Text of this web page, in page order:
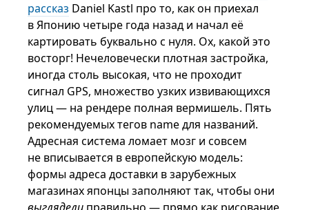
рассказ Daniel Kastl про то, как он приехал
в Японию четыре года назад и начал её
картировать буквально с нуля. Ох, какой это
восторг! Нечеловечески плотная застройка,
иногда столь высокая, что не проходит
сигнал GPS, множество узких извивающихся
улиц — на рендере полная вермишель. Пять
рекомендуемых тегов name для названий.
Адресная система ломает мозг и совсем
не вписывается в европейскую модель:
формы адреса доставки в зарубежных
магазинах японцы заполняют так, чтобы они